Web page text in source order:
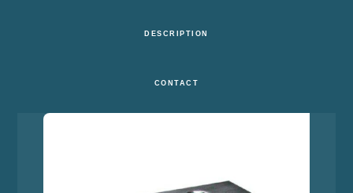
DESCRIPTION
CONTACT